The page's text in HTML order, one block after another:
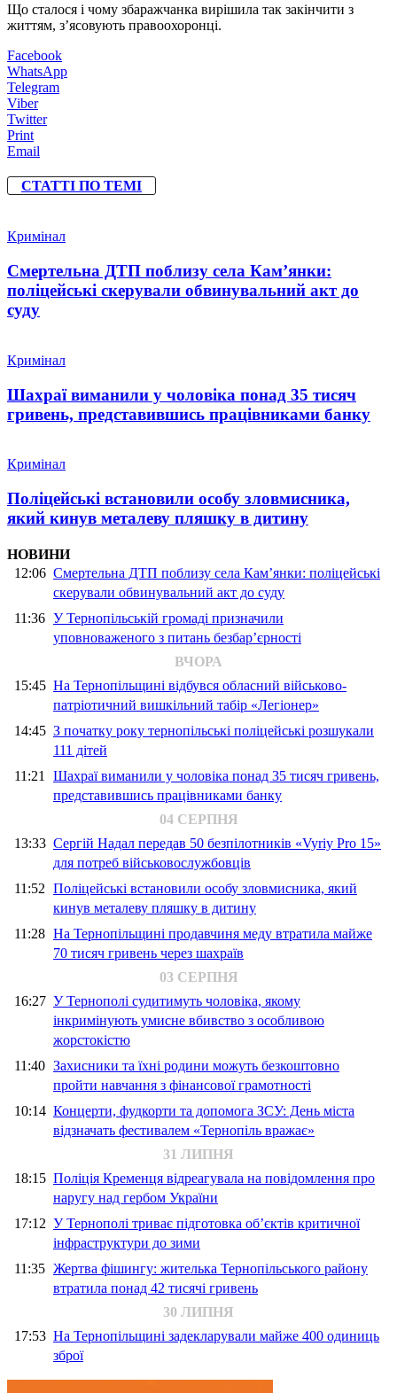
Що сталося і чому збаражчанка вирішила так закінчити з
життям, з’ясовують правоохоронці.
Facebook
WhatsApp
Telegram
Viber
Twitter
Print
Email
СТАТТІ ПО ТЕМІ
Кримінал
Смертельна ДТП поблизу села Кам’янки:
поліцейські скерували обвинувальний акт до
суду
Кримінал
Шахраї виманили у чоловіка понад 35 тисяч
гривень, представившись працівниками банку
Кримінал
Поліцейські встановили особу зловмисника,
який кинув металеву пляшку в дитину
НОВИНИ
12:06 Смертельна ДТП поблизу села Кам’янки: поліцейські
скерували обвинувальний акт до суду
11:36 У Тернопільській громаді призначили
уповноваженого з питань безбар’єрності
ВЧОРА
15:45 На Тернопільщині відбувся обласний військово-
патріотичний вишкільний табір «Легіонер»
14:45 З початку року тернопільські поліцейські розшукали
111 дітей
11:21 Шахраї виманили у чоловіка понад 35 тисяч гривень,
представившись працівниками банку
04 СЕРПНЯ
13:33 Сергій Надал передав 50 безпілотників «Vyriy Pro 15»
для потреб військовослужбовців
11:52 Поліцейські встановили особу зловмисника, який
кинув металеву пляшку в дитину
11:28 На Тернопільщині продавчиня меду втратила майже
70 тисяч гривень через шахраїв
03 СЕРПНЯ
16:27 У Тернополі судитимуть чоловіка, якому
інкримінують умисне вбивство з особливою
жорстокістю
11:40 Захисники та їхні родини можуть безкоштовно
пройти навчання з фінансової грамотності
10:14 Концерти, фудкорти та допомога ЗСУ: День міста
відзначать фестивалем «Тернопіль вражає»
31 ЛИПНЯ
18:15 Поліція Кременця відреагувала на повідомлення про
наругу над гербом України
17:12 У Тернополі триває підготовка об’єктів критичної
інфраструктури до зими
11:35 Жертва фішингу: жителька Тернопільського району
втратила понад 42 тисячі гривень
30 ЛИПНЯ
17:53 На Тернопільщині задекларували майже 400 одиниць
зброї